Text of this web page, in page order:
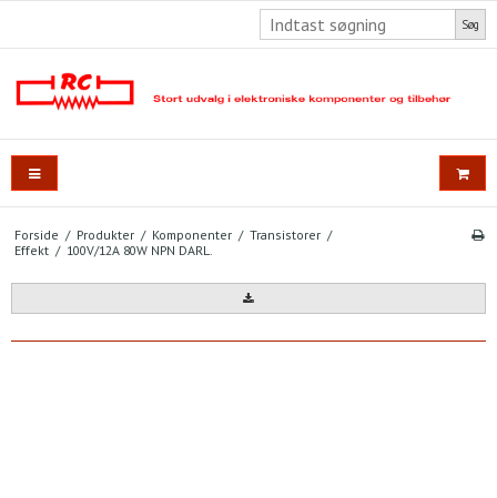
Søg
Forside / Produkter / Komponenter / Transistorer /
Effekt / 100V/12A 80W NPN DARL.